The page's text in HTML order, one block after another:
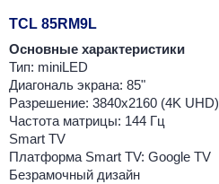
TCL 85RM9L
Основные характеристики
Тип: miniLED
Диагональ экрана: 85"
Разрешение: 3840x2160 (4K UHD)
Частота матрицы: 144 Гц
Smart TV
Платформа Smart TV: Google TV
Безрамочный дизайн